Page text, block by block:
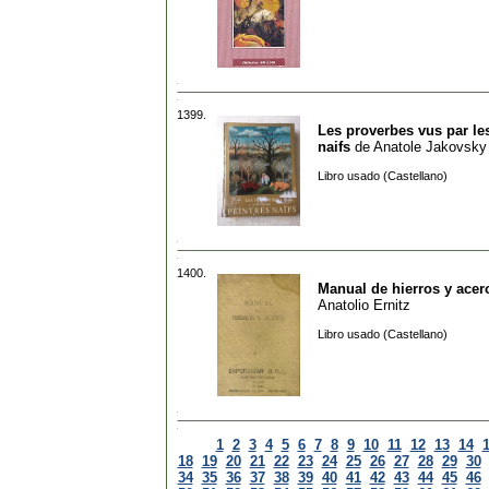
1399.
Les proverbes vus par
naifs de Anatole Jakovsky
Libro usado (Castellano)
1400.
Manual de hierros y
Anatolio Ernitz
Libro usado (Castellano)
1 2 3 4 5 6 7 8 9 10 11 12 13 14
18 19 20 21 22 23 24 25 26 27 28 29 30
34 35 36 37 38 39 40 41 42 43 44 45 46